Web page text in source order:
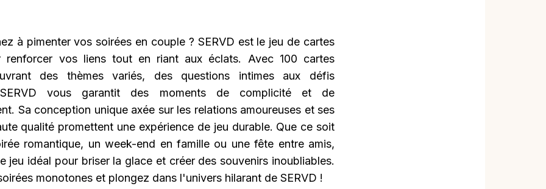
à pimenter vos soirées en couple ? SERVD est le jeu de cartes
renforcer vos liens tout en riant aux éclats. Avec 100 cartes
des thèmes variés, des questions intimes aux défis
SERVD vous garantit des moments de complicité et de
Sa conception unique axée sur les relations amoureuses et ses
qualité promettent une expérience de jeu durable. Que ce soit
romantique, un week-end en famille ou une fête entre amis,
jeu idéal pour briser la glace et créer des souvenirs inoubliables.
monotones et plongez dans l'univers hilarant de SERVD !